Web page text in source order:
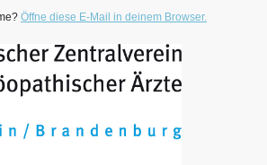
Öffne diese E-Mail in deinem Browser.